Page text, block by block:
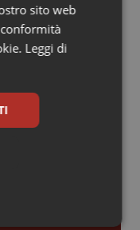
Ulcerosa
guidare team
concrete e
sito web
Leggi di